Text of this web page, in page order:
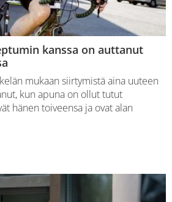
kanssa on auttanut
mukaan siirtymistä aina uuteen
kun apuna on ollut tutut
hänen toiveensa ja ovat alan